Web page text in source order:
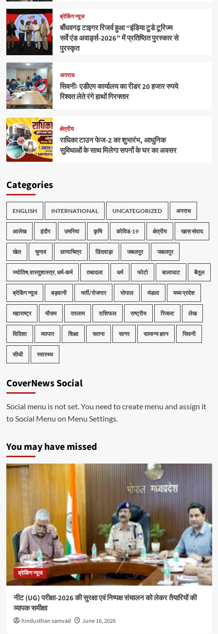
ब्रेकिंग न्यूज
बाँधवगढ़ टाइगर रिजर्व हुआ “इंडिया टुडे टूरिज्म
सर्वे एंड अवार्ड्स-2026” में प्रतिष्ठित पुरस्कार से
पुरस्कृत
अपराध
सिवनीः एडीएम कार्यालय का रीडर 20 हजार रुपये
रिश्वत लेते रंगे हाथों गिरफ्तार
क्षेत्रीय
राधिका टाउन फेज-2 का शुभारंभ, आधुनिक
सुविधाओं के साथ मिलेगा सपनों के घर का अवसर
Categories
ENGLISH INTERNATIONAL UNCATEGORIZED अपराध
आलेख इंदौर उमरिया कृषि कोविड-19 क्षेत्रीय खास संवाद
खेल चुनाव छायाचित्र छिंदवाड़ा जबलपुर जबलपुर
ज्योतिष,वास्तुशास्त्र, धर्म-कर्म तबादला धर्म फोटो बालाघाट बैतूल
ब्रेकिंग न्यूज बड़वानी भर्ती/रोजगार भोपाल मंडला मध्य प्रदेश
महाराष्ट्र मौसम रतलाम राशिफल राष्ट्रीय रिजल्ट लेख
विदिशा व्यापार शिक्षा सतना सागर सामान्य ज्ञान सिवनी
सीधी स्वास्थ्य
CoverNews Social
Social menu is not set. You need to create menu and assign it
to Social Menu on Menu Settings.
You may have missed
ब्रेकिंग न्यूज
नीट (UG) परीक्षा-2026 की सुरक्षा एवं निष्पक्ष संचालन को लेकर तैयारियों की
व्यापक समीक्षा
hindusthan samvad June 16, 2026